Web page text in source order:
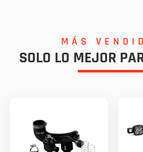
MÁS
SOLO LO MEJOR